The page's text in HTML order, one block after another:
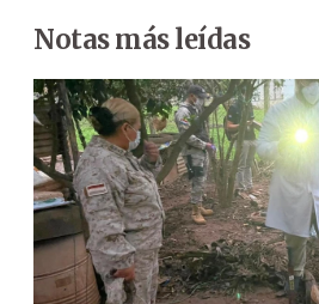
Notas más leídas